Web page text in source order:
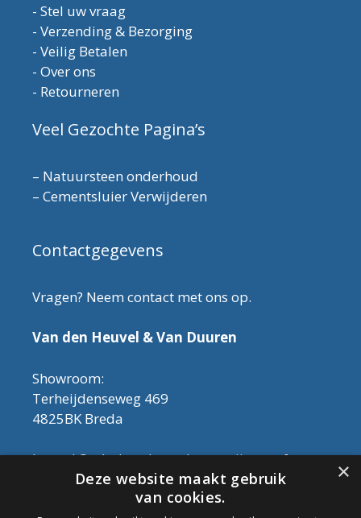
- Stel uw vraag
- Verzending & Bezorging
- Veilig Betalen
- Over ons
- Retourneren
Veel Gezochte Pagina’s
– Natuursteen onderhoud
– Cementsluier Verwijderen
Contactgegevens
Vragen? Neem contact met ons op.
Van den Heuvel & Van Duuren
Showroom:
Terheijdenseweg 469
4825BK Breda
Let op! Onderhoudsproducten zijn nu af te
halen in de showroom. Er kan alleen met
contant geld betaald worden, dus geen pin.
×
Deze website maakt gebruik
van cookies.